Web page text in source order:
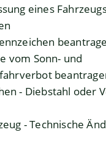
eines
vom Sonn- und
- Diebstahl oder
- Technische